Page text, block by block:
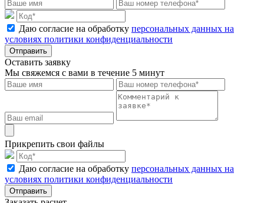
Даю согласие на обработку персональных данных на
условиях политики конфиденциальности
Отправить
Оставить заявку
Мы свяжемся с вами в течение 5 минут
Прикрепить свои файлы
Даю согласие на обработку персональных данных на
условиях политики конфиденциальности
Отправить